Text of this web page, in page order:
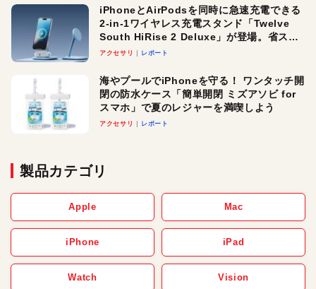
iPhoneとAirPodsを同時に急速充電できる
2-in-1ワイヤレス充電スタンド「Twelve
South HiRise 2 Deluxe」が登場。省スペ
ースでおしゃれに充電したい人にオスス
アクセサリ レポート
海やプールでiPhoneを守る！ ワンタッチ開
閉の防水ケース「簡単開閉 ミズアソビ for
スマホ」で夏のレジャーを満喫しよう
アクセサリ レポート
製品カテゴリ
Apple Mac
iPhone iPad
Watch Vision